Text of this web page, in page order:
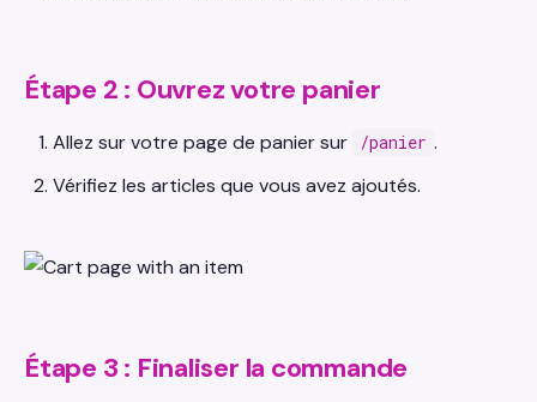
Étape 2 : Ouvrez votre panier
Allez sur votre page de panier sur /panier .
Vérifiez les articles que vous avez ajoutés.
Étape 3 : Finaliser la commande